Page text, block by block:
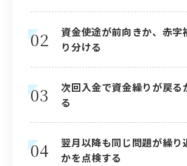
02
資金使途が前向きか、赤字
り分ける
03
次回入金で資金繰りが戻る
る
04
翌月以降も同じ問題が繰り
かを点検する